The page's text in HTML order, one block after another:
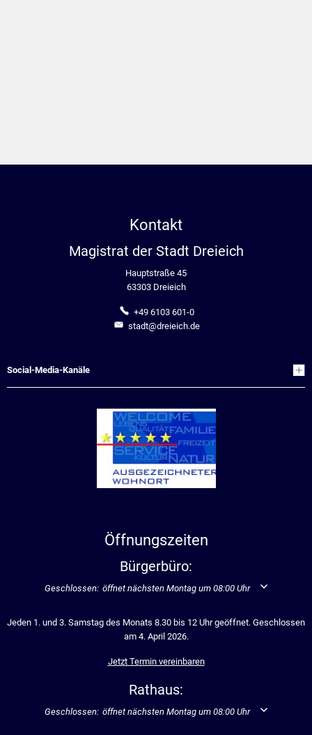
Kontakt
Magistrat der Stadt Dreieich
Hauptstraße 45
63303 Dreieich
+49 6103 601-0
stadt@dreieich.de
Social-Media-Kanäle
Öffnungszeiten
Bürgerbüro:
Klicken, um weitere Öffnungs- oder Schließzeiten auszublenden
Geschlossen: öffnet nächsten Montag um 08:00 Uhr
Jeden 1. und 3. Samstag des Monats 8.30 bis 12 Uhr geöffnet. Geschlossen
am 4. April 2026.
Jetzt Termin vereinbaren
Rathaus:
Klicken, um weitere Öffnungs- oder Schließzeiten auszublenden
Geschlossen: öffnet nächsten Montag um 08:00 Uhr